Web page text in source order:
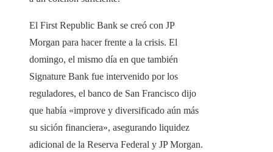
El First Republic Bank se creó con JP
Morgan para hacer frente a la crisis. El
domingo, el mismo día en que también
Signature Bank fue intervenido por los
reguladores, el banco de San Francisco dijo
que había «improve y diversificado aún más
su sición financiera», asegurando liquidez
adicional de la Reserva Federal y JP Morgan.